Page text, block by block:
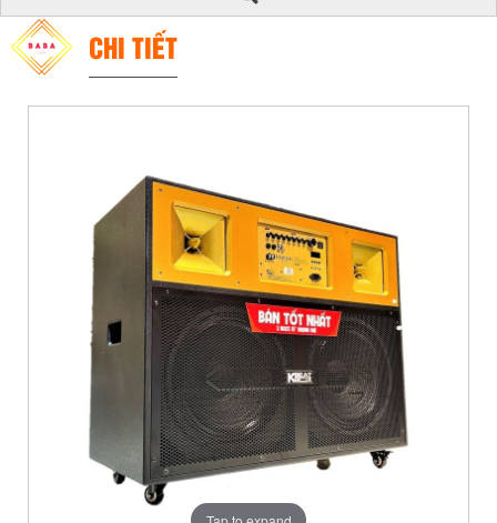
CHI TIẾT